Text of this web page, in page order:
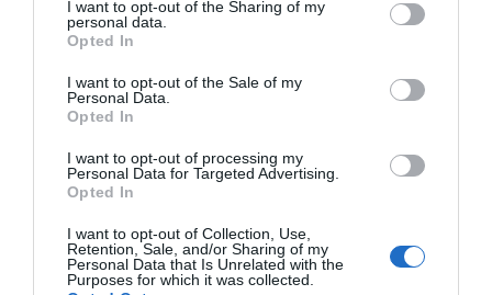
not limited to your visit or usage behaviour. You may click to
grant or deny consent to Google and its third-party tags to
use your data for below specified purposes in below Google
consent section.
I want to opt-out of the Sharing of my
personal data.
Opted In
I want to opt-out of the Sale of my
Personal Data.
Opted In
I want to opt-out of processing my
Personal Data for Targeted Advertising.
Opted In
I want to opt-out of Collection, Use,
Retention, Sale, and/or Sharing of my
Personal Data that Is Unrelated with the
Purposes for which it was collected.
Νέα καταγγελία για την “Κιβωτό” – “Έκανα
δωρεά ακινήτου, αλλά με εξαπάτησαν”
Αφροδίτη (Didi) Γεροκωνσταντή – Οι
γυμνές πόζες της στο Instagram και η
σχέση με τον σύντροφό της